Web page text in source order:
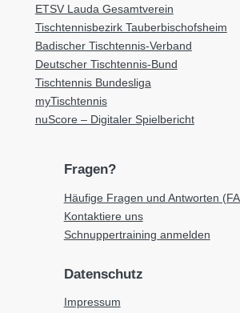
ETSV Lauda Gesamtverein
Tischtennisbezirk Tauberbischofsheim
Badischer Tischtennis-Verband
Deutscher Tischtennis-Bund
Tischtennis Bundesliga
myTischtennis
nuScore – Digitaler Spielbericht
Fragen?
Häufige Fragen und Antworten
Kontaktiere uns
Schnuppertraining anmelden
Datenschutz
Impressum